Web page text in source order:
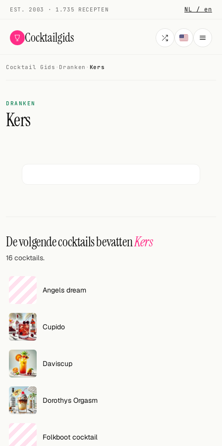
EST. 2003 · 1.735 RECEPTEN NL / en
Cocktailgids
Alle cocktails
Voeg hier uw eigen cocktail of smoothie toe.
Alle dranken
Tools
Cocktail glazen
Cocktail boeken
Cocktail bar
Eenheden
Links
Zoeken
Cocktail Gids · Dranken · Kers
DRANKEN
Kers
De volgende cocktails bevattenKers
16 cocktails.
Angels dream
Cupido
Daviscup
Dorothys Orgasm
Folkboot cocktail